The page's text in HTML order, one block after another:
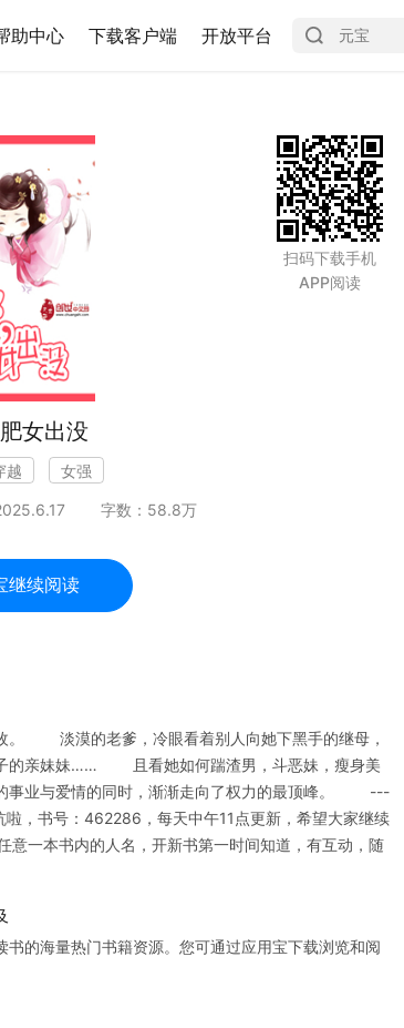
助中心 下载客户端 开放平台
女出没
越 女强
字数： 58.8万
继续阅读
扫码下载手机
APP阅读
。 淡漠的老爹，冷眼看着别人向她下黑手的继母，
子的亲妹妹…… 且看她如何踹渣男，斗恶妹，瘦身美
事业与爱情的同时，渐渐走向了权力的最顶峰。 ---
书号：462286，每天中午11点更新，希望大家继续
一本书内的人名，开新书第一时间知道，有互动，随
的海量热门书籍资源。您可通过应用宝下载浏览和阅